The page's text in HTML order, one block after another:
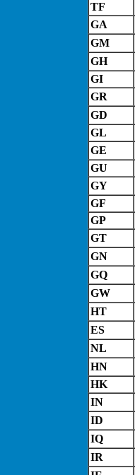
TF
GA
GM
GH
GI
GR
GD
GL
GE
GU
GY
GF
GP
GT
GN
GQ
GW
HT
ES
NL
HN
HK
IN
ID
IQ
IR